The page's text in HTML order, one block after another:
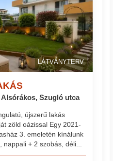
LÁTVÁNYTERV
Szugló utca
újszerű lakás
zöld oázissal Egy 2021-
3. emeletén kínálunk
+ 2 szobás, déli...